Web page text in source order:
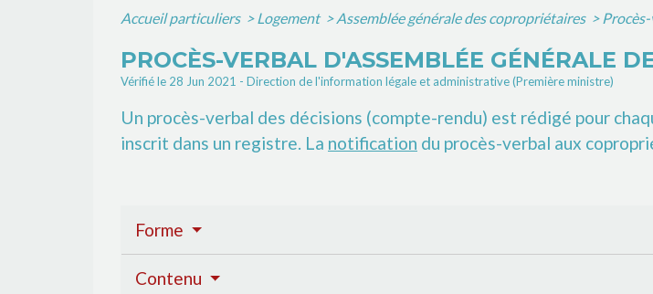
Accueil particuliers > Logement > Assemblée générale des copropriétaires >
PROCÈS-VERBAL D'ASSEMBLÉE GÉNÉRALE
Vérifié le 28 Jun 2021 - Direction de l'information légale et administrative (Première ministre)
Un procès-verbal des décisions (compte-rendu) est rédigé pour
inscrit dans un registre. La notification du procès-verbal aux
Forme
Contenu